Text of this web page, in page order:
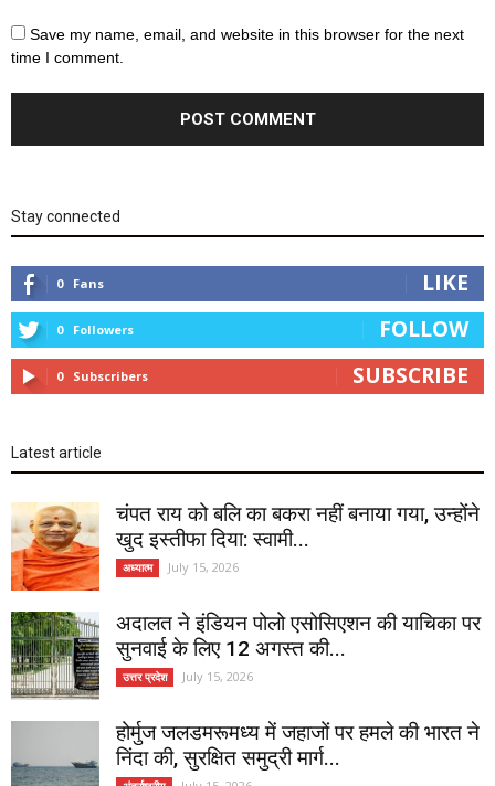
Save my name, email, and website in this browser for the next
time I comment.
Stay connected
0 Fans LIKE
0 Followers FOLLOW
0 Subscribers SUBSCRIBE
Latest article
चंपत राय को बलि का बकरा नहीं बनाया गया, उन्होंने
खुद इस्तीफा दिया: स्वामी...
अध्यात्म July 15, 2026
अदालत ने इंडियन पोलो एसोसिएशन की याचिका पर
सुनवाई के लिए 12 अगस्त की...
उत्तर प्रदेश July 15, 2026
होर्मुज जलडमरूमध्य में जहाजों पर हमले की भारत ने
निंदा की, सुरक्षित समुद्री मार्ग...